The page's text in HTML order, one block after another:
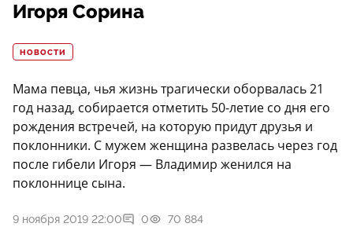
Игоря Сорина
НОВОСТИ
Мама певца, чья жизнь трагически оборвалась 21
год назад, собирается отметить 50-летие со дня его
рождения встречей, на которую придут друзья и
поклонники. С мужем женщина развелась через год
после гибели Игоря — Владимир женился на
поклоннице сына.
9 ноября 2019 22:00 0 70 884